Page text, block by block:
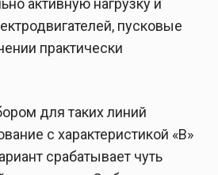
активную нагрузку и
пусковые
практически
для таких линий
с характеристикой «B»
срабатывает чуть